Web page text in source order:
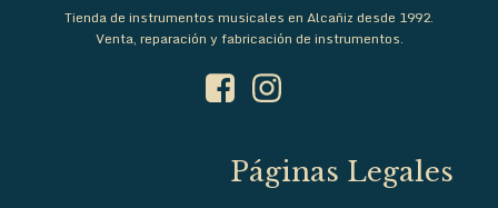
Tienda de instrumentos musicales en Alcañiz desde 1992.
Venta, reparación y fabricación de instrumentos.
Páginas Legales